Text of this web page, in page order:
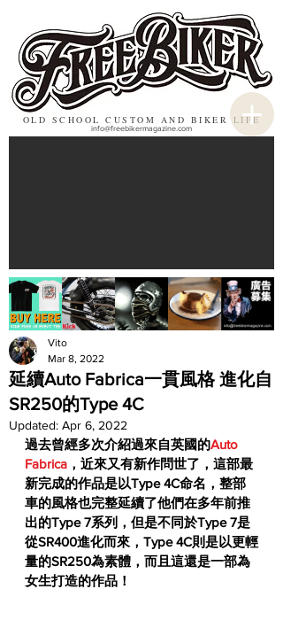
OLD SCHOOL CUSTOM AND BIKER LIFE
info@freebikermagazine.com
延續Auto Fabrica一貫風格 進化自
SR250的Type 4C
Vito
Mar 8, 2022
Updated: Apr 6, 2022
過去曾經多次介紹過來自英國的Auto
Fabrica ，近來又有新作問世了，這部最
新完成的作品是以Type 4C命名，整部
車的風格也完整延續了他們在多年前推
出的Type 7系列，但是不同於Type 7是
從SR400進化而來，Type 4C則是以更輕
量的SR250為素體，而且這還是一部為
女生打造的作品！